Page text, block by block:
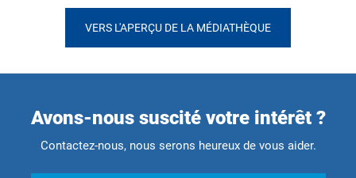
VERS L'APERÇU DE LA MÉDIATHÈQUE
Avons-nous suscité votre intérêt ?
Contactez-nous, nous serons heureux de vous aider.